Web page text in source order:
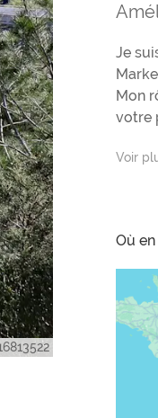
Je
Mon
votre
Voir
Où